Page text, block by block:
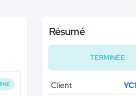
Résumé
TERMINÉE
Client